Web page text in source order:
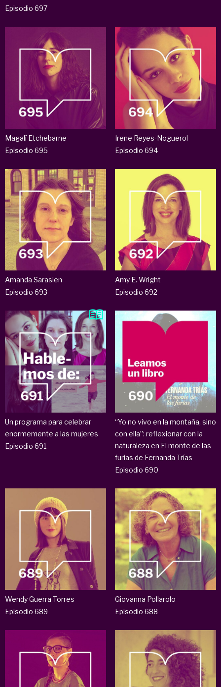
Episodio 697
Magalí Etchebarne
Episodio 695
Irene Reyes-Noguerol
Episodio 694
Amanda Sarasien
Episodio 693
Amy E. Wright
Episodio 692
Un programa para celebrar
enormemente a las mujeres
Episodio 691
“Yo no vivo en la montaña, sino
con ella”: reflexionar con la
naturaleza en El monte de las
furias de Fernanda Trías
Episodio 690
Wendy Guerra Torres
Episodio 689
Giovanna Pollarolo
Episodio 688